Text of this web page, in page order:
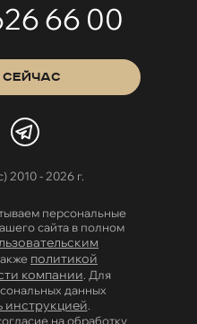
66 00
2010 - 2026 г.
персональные
сайта в полном
политикой
компании. Для
данных
инструкцией.
на обработку